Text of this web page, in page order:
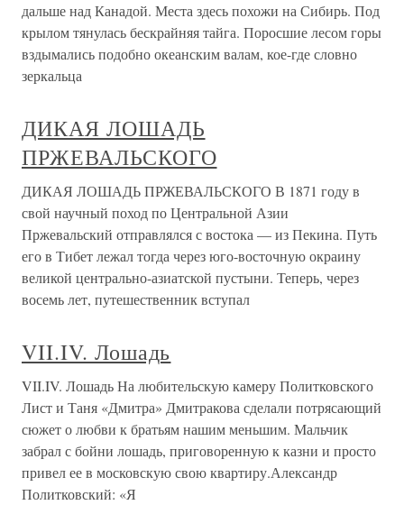
дальше над Канадой. Места здесь похожи на Сибирь. Под
крылом тянулась бескрайняя тайга. Поросшие лесом горы
вздымались подобно океанским валам, кое-где словно
зеркальца
ДИКАЯ ЛОШАДЬ
ПРЖЕВАЛЬСКОГО
ДИКАЯ ЛОШАДЬ ПРЖЕВАЛЬСКОГО В 1871 году в
свой научный поход по Центральной Азии
Пржевальский отправлялся с востока — из Пекина. Путь
его в Тибет лежал тогда через юго-восточную окраину
великой центрально-азиатской пустыни. Теперь, через
восемь лет, путешественник вступал
VII.IV. Лошадь
VII.IV. Лошадь На любительскую камеру Политковского
Лист и Таня «Дмитра» Дмитракова сделали потрясающий
сюжет о любви к братьям нашим меньшим. Мальчик
забрал с бойни лошадь, приговоренную к казни и просто
привел ее в московскую свою квартиру.Александр
Политковский: «Я